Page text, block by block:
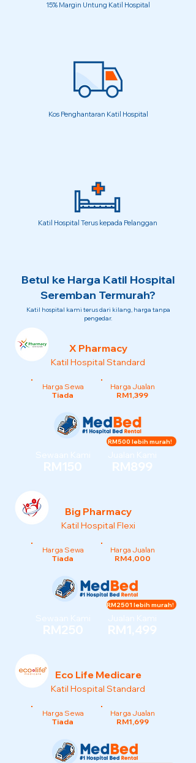
15% Margin Untung Katil Hospital
Kos Penghantaran Katil Hospital
Katil Hospital Terus kepada Pelanggan
Betul ke Harga Katil Hospital
Seremban Termurah?
Katil hospital kami terus dari kilang, harga tanpa
pengedar.
X Pharmacy
Katil Hospital Standard
Harga Sewa
Tiada
Harga Jualan
RM1,399
Sewaan Kami
RM150
Jualan Kami
RM899
RM500 lebih murah!
Big Pharmacy
Katil Hospital Flexi
Harga Sewa
Tiada
Harga Jualan
RM4,000
Sewaan Kami
RM250
Jualan Kami
RM1,499
RM2501 lebih murah!
Eco Life Medicare
Katil Hospital Standard
Harga Sewa
Tiada
Harga Jualan
RM1,699